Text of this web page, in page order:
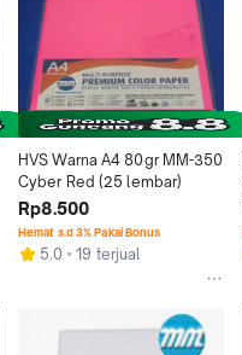
HVS Warna A4 80gr MM-350
Cyber Red (25 lembar)
Rp8.500
Hemat s.d 3% Pakai Bonus
5.0 19 terjual